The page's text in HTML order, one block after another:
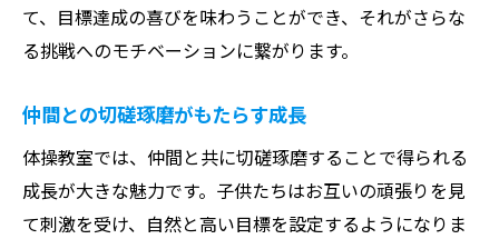
て、目標達成の喜びを味わうことができ、それがさらな
る挑戦へのモチベーションに繋がります。
仲間との切磋琢磨がもたらす成長
体操教室では、仲間と共に切磋琢磨することで得られる
成長が大きな魅力です。子供たちはお互いの頑張りを見
て刺激を受け、自然と高い目標を設定するようになりま